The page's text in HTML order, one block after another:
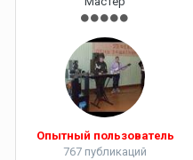
Опытный пользователь
767 публикаций